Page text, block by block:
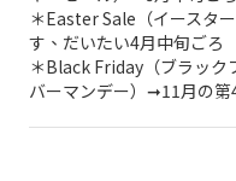
＊Easter Sale（イースタ
す、だいたい4月中旬ごろ
＊Black Friday（ブラック
バーマンデー）➞11月の